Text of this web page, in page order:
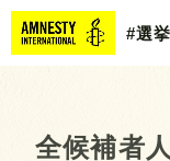
#選
全候補者